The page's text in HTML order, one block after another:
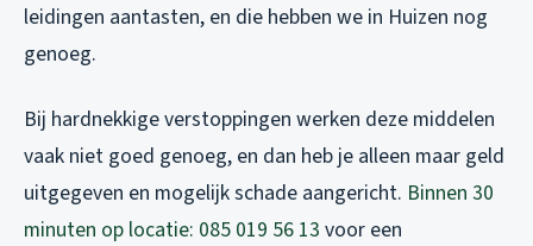
leidingen aantasten, en die hebben we in Huizen nog
genoeg.
Bij hardnekkige verstoppingen werken deze middelen
vaak niet goed genoeg, en dan heb je alleen maar geld
uitgegeven en mogelijk schade aangericht. Binnen 30
minuten op locatie: 085 019 56 13 voor een